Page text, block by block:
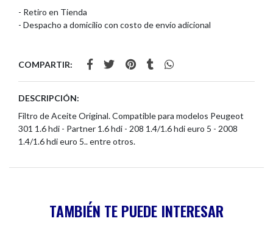
- Retiro en Tienda
- Despacho a domicilio con costo de envío adicional
COMPARTIR:
DESCRIPCIÓN:
Filtro de Aceite Original. Compatible para modelos Peugeot
301 1.6 hdi - Partner 1.6 hdi - 208 1.4/1.6 hdi euro 5 - 2008
1.4/1.6 hdi euro 5.. entre otros.
TAMBIÉN TE PUEDE INTERESAR